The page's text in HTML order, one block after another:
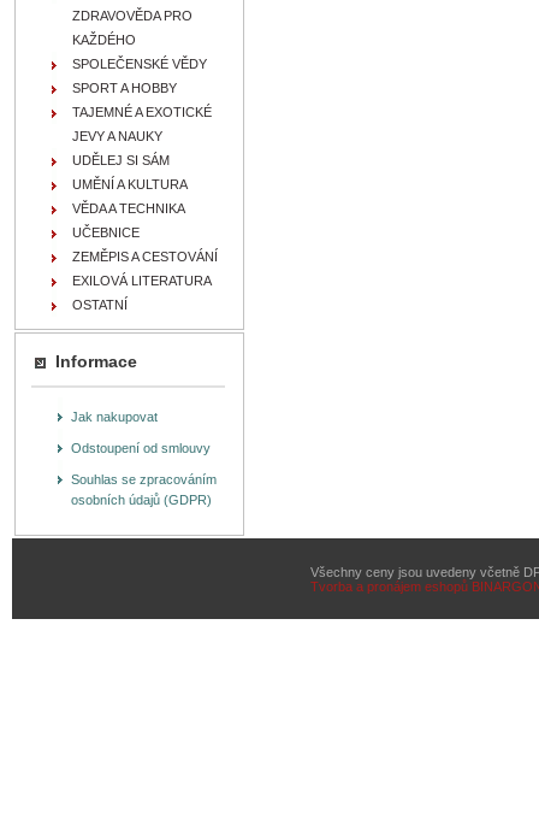
ZDRAVOVĚDA PRO
KAŽDÉHO
SPOLEČENSKÉ VĚDY
SPORT A HOBBY
TAJEMNÉ A EXOTICKÉ
JEVY A NAUKY
UDĚLEJ SI SÁM
UMĚNÍ A KULTURA
VĚDA A TECHNIKA
UČEBNICE
ZEMĚPIS A CESTOVÁNÍ
EXILOVÁ LITERATURA
OSTATNÍ
Informace
Jak nakupovat
Odstoupení od smlouvy
Souhlas se zpracováním
osobních údajů (GDPR)
Všechny ceny jsou uvedeny včetně
Tvorba a pronájem eshopů